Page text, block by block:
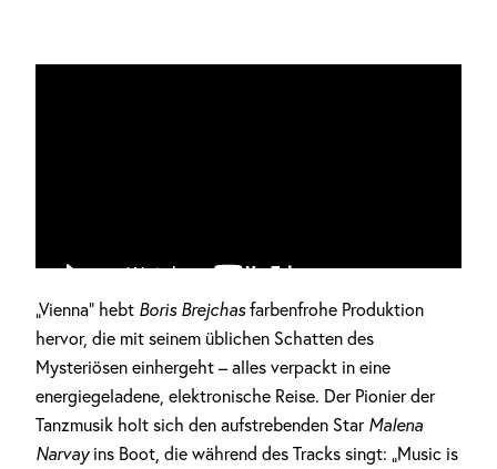
„Vienna“ hebt Boris Brejchasfarbenfrohe Produktion
hervor, die mit seinem üblichen Schatten des
Mysteriösen einhergeht – alles verpackt in eine
energiegeladene, elektronische Reise. Der Pionier der
Tanzmusik holt sich den aufstrebenden Star Malena
Narvay ins Boot, die während des Tracks singt: „Music is